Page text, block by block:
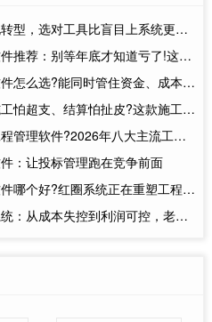
，选对工具比盲目上系统更重要
等年底才知道亏了!这套系统让每一分钱都有迹可循
选?能同时管住资金、成本、进度的才靠谱
结算怕扯皮?这款施工成本管理系统一招全解决
软件?2026年八大主流工具深度盘点
：让投标管理跑在竞争前面
好?红圈系统正在重塑工程企业的"数字大脑"
成本失控到利润可控，老板只需做对一步